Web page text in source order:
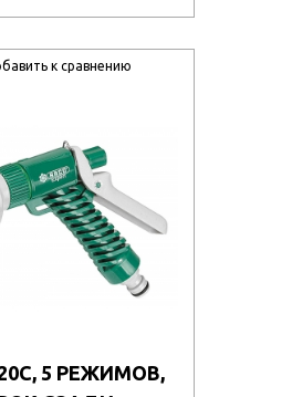
к сравнению
5 РЕЖИМОВ,